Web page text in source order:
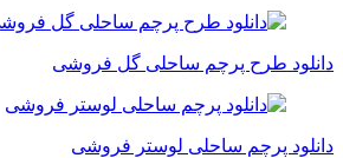
دانلود طرح پرچم ساحلی گل فروشی
دانلود پرچم ساحلی لوستر فروشی